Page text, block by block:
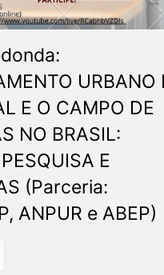
URBANO
E O CAMPO DE
NO BRASIL:
E
(Parceria:
ANPUR e ABEP)